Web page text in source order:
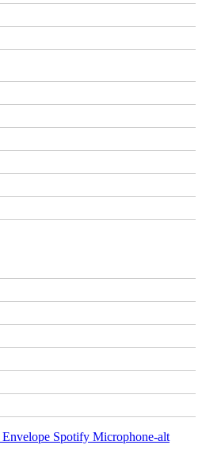
Envelope Spotify Microphone-alt